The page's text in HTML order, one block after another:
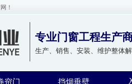
！
专业门窗工程生产
生产、销售、安装、维护整体
帘门 挡烟垂壁